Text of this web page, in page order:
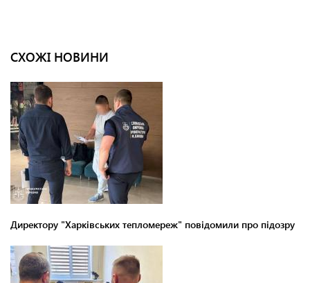
СХОЖІ НОВИНИ
Директору "Харківських тепломереж" повідомили про підозру